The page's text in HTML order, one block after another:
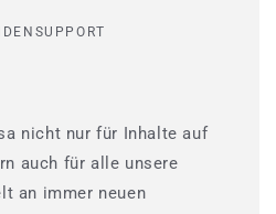
nicht nur für Inhalte auf
auch für alle unsere
an immer neuen